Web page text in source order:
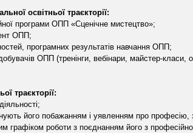
освітньої траєкторії:
програми ОПП «Сценічне мистецтво»;
ОПП;
програмних результатів навчання ОПП;
ОПП (тренінги, вебінари, майстер-класи,
траєкторії:
його побажанням і уявленням про професію,
графіком роботи з поєднанням його з